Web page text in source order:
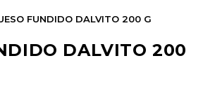
FUNDIDO DALVITO 200 G
DALVITO 200